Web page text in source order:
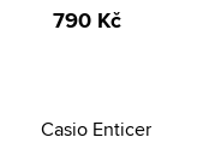
790 Kč